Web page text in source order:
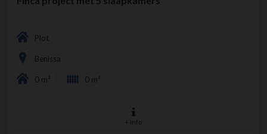
Plot
Benissa
0 m² 0 m²
+ Info